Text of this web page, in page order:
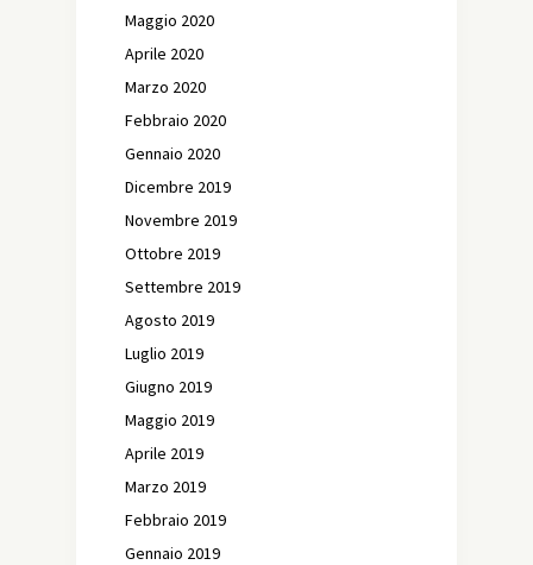
Maggio 2020
Aprile 2020
Marzo 2020
Febbraio 2020
Gennaio 2020
Dicembre 2019
Novembre 2019
Ottobre 2019
Settembre 2019
Agosto 2019
Luglio 2019
Giugno 2019
Maggio 2019
Aprile 2019
Marzo 2019
Febbraio 2019
Gennaio 2019